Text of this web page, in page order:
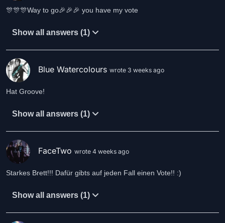
🎊🎊🎊Way to go🎉🎉🎉 you have my vote
Show all answers (1)
Blue Watercolours wrote 3 weeks ago
Hat Groove!
Show all answers (1)
FaceTwo wrote 4 weeks ago
Starkes Brett!!! Dafür gibts auf jeden Fall einen Vote!! :)
Show all answers (1)